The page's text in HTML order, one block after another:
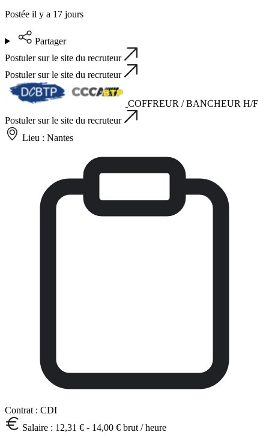
Postée il y a 17 jours
Partager
Postuler sur le site du recruteur
Postuler sur le site du recruteur
COFFREUR / BANCHEUR H/F
Postuler sur le site du recruteur
Lieu : Nantes
Contrat : CDI
Salaire : 12,31 € - 14,00 € brut / heure